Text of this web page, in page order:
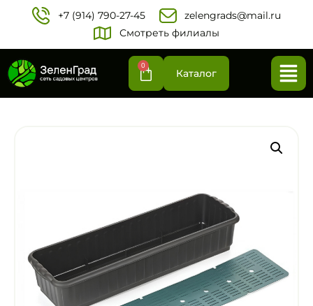
+7 (914) 790-27-45‬
zelengrads@mail.ru
Смотреть филиалы
0
Каталог